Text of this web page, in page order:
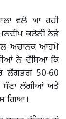
ਵਲੋਂ ਆ ਰਹੀ
ਕਲੋਨੀ ਨੇੜੇ
ਅਚਾਨਕ ਆਹਮੋ
ਨੇ ਦੱਸਿਆ ਕਿ
ਲੱਗਭਗ 50-60
ਸੱਟਾ ਲੱਗੀਆਂ ਅਤੇ
ਗਿਆ।